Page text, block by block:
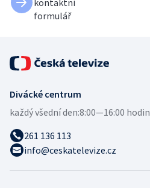
kontaktní
formulář
Divácké centrum
každý všední den:8:00—16:00 hodin
261 136 113
info@ceskatelevize.cz